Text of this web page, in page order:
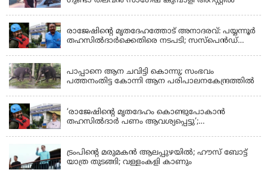
രാജേഷിന്റെ മൃതദേഹത്തോട് അനാദരവ്: പയ്യന്നൂർ
തഹസിൽദാർക്കെതിരെ നടപടി; സസ്പെൻഡ്
പാപ്പാനെ ആന ചവിട്ടി കൊന്നു; സംഭവം
പത്തനംതിട്ട കോന്നി ആന പരിപാലനകേന്ദ്രത്തിൽ
‘രാജേഷിന്‍റെ മൃതദേഹം കൊണ്ടുപോകാന്‍
തഹസില്‍ദാര്‍ പണം ആവശ്യപ്പെട്ടു’;
ട്രംപിന്റെ മരുമകന്‍ ആലപ്പുഴയില്‍; ഹൗസ് ബോട്ട്
യാത്ര തുടങ്ങി; വള്ളംകളി കാണും